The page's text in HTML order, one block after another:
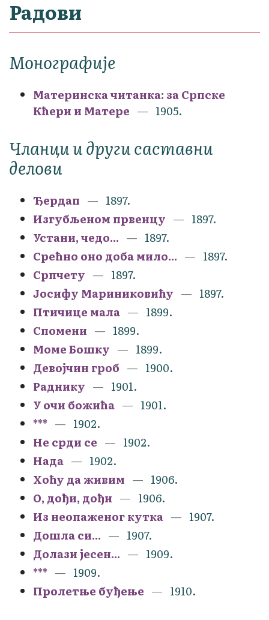
Радови
Монографије
Материнска читанка: за Српске
Кћери и Матере
1905.
Чланци и други саставни
делови
Ђердап
1897.
Изгубљеном првенцу
1897.
Устани, чедо...
1897.
Срећно оно доба мило...
1897.
Српчету
1897.
Јосифу Мариниковићу
1897.
Птичице мала
1899.
Спомени
1899.
Моме Бошку
1899.
Девојчин гроб
1900.
Раднику
1901.
У очи божића
1901.
***
1902.
Не срди се
1902.
Нада
1902.
Хоћу да живим
1906.
О, дођи, дођи
1906.
Из неопаженог кутка
1907.
Дошла си...
1907.
Долази јесен...
1909.
***
1909.
Пролетње буђење
1910.